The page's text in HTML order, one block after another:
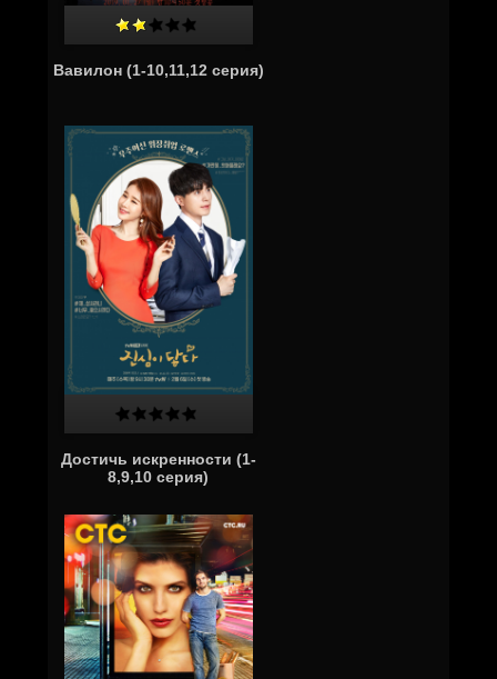
Вавилон (1-10,11,12 серия)
Достичь искренности (1-
8,9,10 серия)